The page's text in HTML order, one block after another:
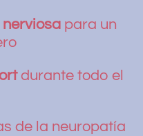
para un
durante todo el
de la neuropatía